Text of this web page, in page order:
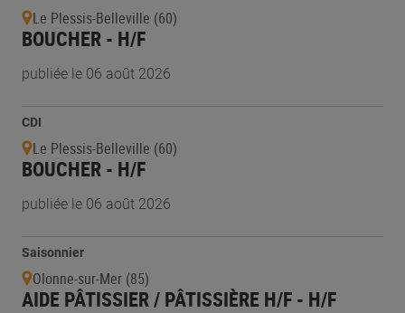
Le Plessis-Belleville (60)
BOUCHER - H/F
publiée le 06 août 2026
CDI
Le Plessis-Belleville (60)
BOUCHER - H/F
publiée le 06 août 2026
Saisonnier
Olonne-sur-Mer (85)
AIDE PÂTISSIER / PÂTISSIÈRE H/F - H/F